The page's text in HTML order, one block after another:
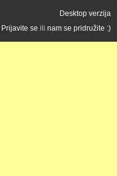
Desktop verzija
Prijavite se ili nam se pridružite :)